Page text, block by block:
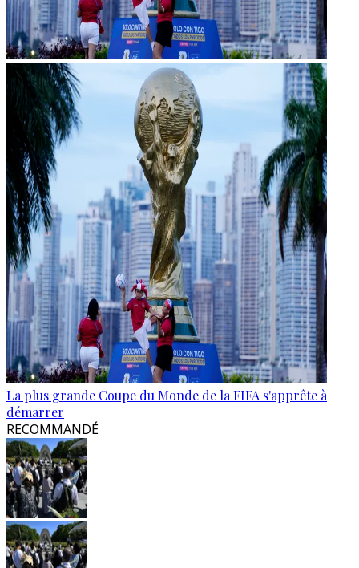
La plus grande Coupe du Monde de la FIFA s'apprête à
démarrer
RECOMMANDÉ